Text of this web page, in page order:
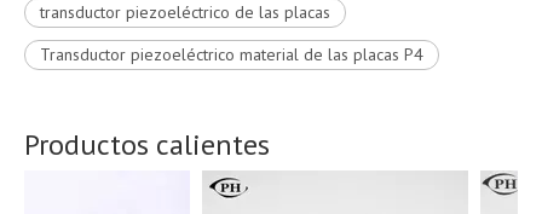
transductor piezoeléctrico de las placas
Transductor piezoeléctrico material de las placas P4
Productos calientes